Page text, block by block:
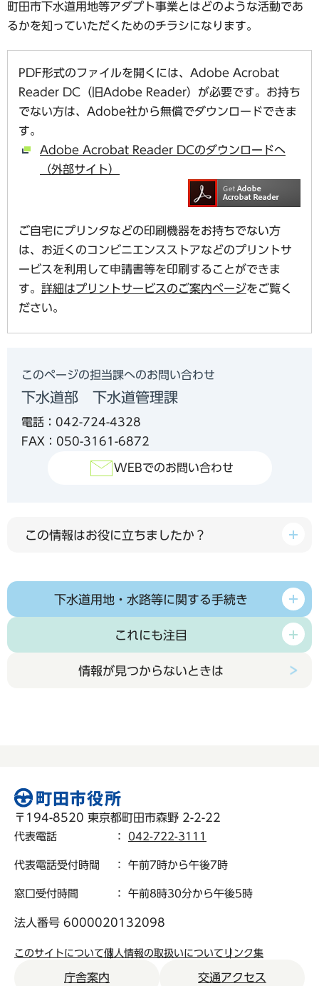
町田市下水道用地等アダプト事業とはどのような活動であ
るかを知っていただくためのチラシになります。
PDF形式のファイルを開くには、Adobe Acrobat
Reader DC（旧Adobe Reader）が必要です。お持ち
でない方は、Adobe社から無償でダウンロードできま
す。
Adobe Acrobat Reader DCのダウンロードへ
（外部サイト）
ご自宅にプリンタなどの印刷機器をお持ちでない方
は、お近くのコンビニエンスストアなどのプリントサ
ービスを利用して申請書等を印刷することができま
す。 詳細はプリントサービスのご案内ページをご覧く
ださい。
このページの担当課へのお問い合わせ
下水道部 下水道管理課
電話：042-724-4328
FAX：050-3161-6872
WEBでのお問い合わせ
この情報はお役に立ちましたか？
下水道用地・水路等に関する手続き
これにも注目
情報が見つからないときは
〒194-8520 東京都町田市森野 2-2-22
代表電話 ： 042-722-3111
代表電話受付時間 ： 午前7時から午後7時
窓口受付時間 ： 午前8時30分から午後5時
法人番号 6000020132098
このサイトについて個人情報の取扱いについて リンク集
庁舎案内 交通アクセス